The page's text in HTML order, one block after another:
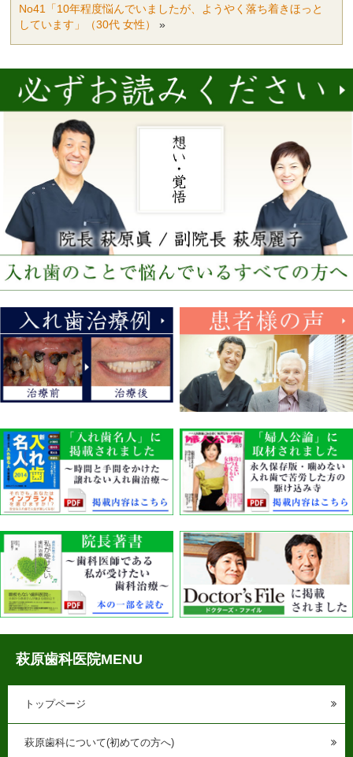
No41「10年程度悩んでいましたが、ようやく落ち着きほっと
しています」（30代 女性）
»
萩原歯科医院MENU
トップページ
萩原歯科について(初めての方へ)